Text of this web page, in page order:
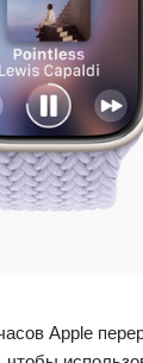
Apple